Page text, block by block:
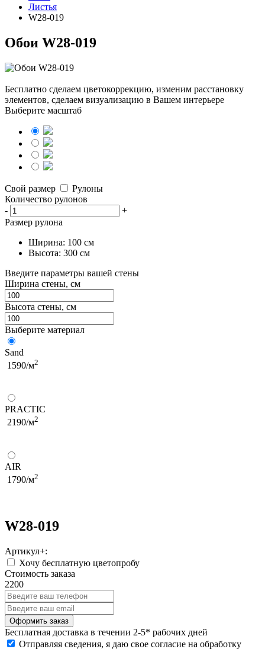
Листья
W28-019
Обои W28-019
Бесплатно сделаем цветокоррекцию, изменим расстановку
элементов, сделаем визуализацию в Вашем интерьере
Выберите масштаб
Свой размер
Рулоны
Количество рулонов
-
+
Размер рулона
Ширина: 100 см
Высота: 300 см
Введите параметры вашей стены
Ширина стены, см
Высота стены, см
Выберите материал
Sand
1590/м2
PRACTIC
2190/м2
AIR
1790/м2
W28-019
Артикул+:
Хочу бесплатную цветопробу
Стоимость заказа
2200
Бесплатная доставка в течении 2-5* рабочих дней
Отправляя сведения, я даю свое согласие на обработку